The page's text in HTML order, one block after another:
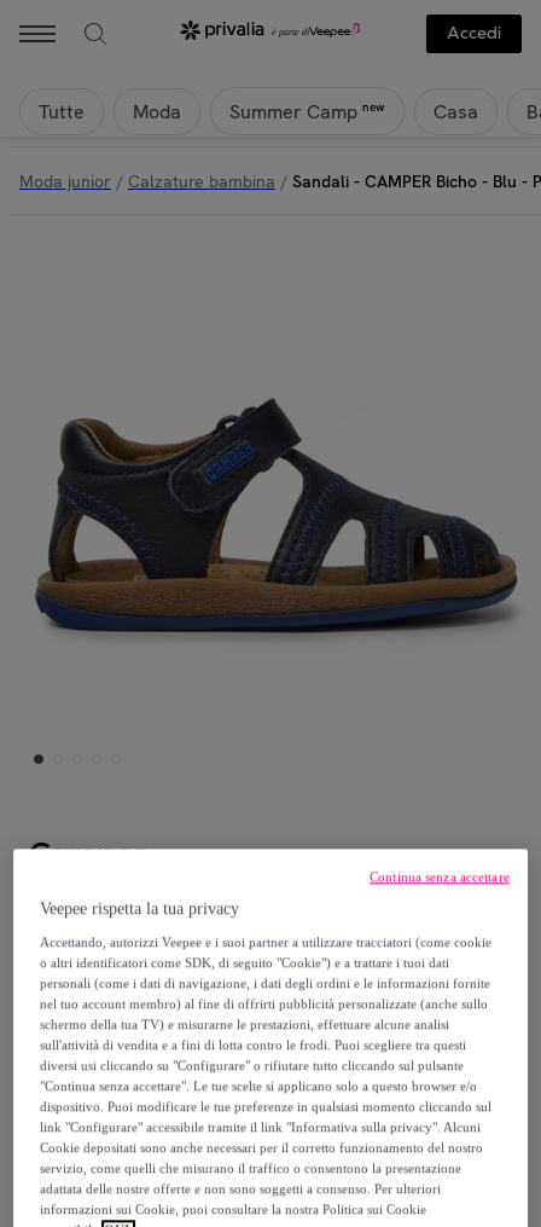
Accedi
Tutte Moda Summer Camp new Casa
Moda junior / Calzature bambina / Sandali - CAMPER Bicho - Blu -
Camper
Sandali - CAMPER Bicho - Blu - Pelle
48,00 €
69,00 €
-30%
Venduto daCAMPER
Veepee rispetta la tua privacy
Accettando, autorizzi Veepee e i suoi partner a utilizzare tracciatori (come cookie
o altri identificatori come SDK, di seguito "Cookie") e a trattare i tuoi dati
personali (come i dati di navigazione, i dati degli ordini e le informazioni fornite
nel tuo account membro) al fine di offrirti pubblicità personalizzate (anche sullo
schermo della tua TV) e misurarne le prestazioni, effettuare alcune analisi
sull'attività di vendita e a fini di lotta contro le frodi. Puoi scegliere tra questi
diversi usi cliccando su "Configurare" o rifiutare tutto cliccando sul pulsante
"Continua senza accettare". Le tue scelte si applicano solo a questo browser e/o
dispositivo. Puoi modificare le tue preferenze in qualsiasi momento cliccando sul
link "Configurare" accessibile tramite il link "Informativa sulla privacy". Alcuni
Cookie depositati sono anche necessari per il corretto funzionamento del nostro
servizio, come quelli che misurano il traffico o consentono la presentazione
adattata delle nostre offerte e non sono soggetti a consenso. Per ulteriori
informazioni sui Cookie, puoi consultare la nostra Politica sui Cookie
Continua senza accettare